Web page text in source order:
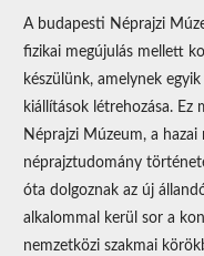
A budapesti Néprajzi
fizikai megújulás mellett
készülünk, amelynek
kiállítások létrehozása. Ez
Néprajzi Múzeum, a
néprajztudomány
óta dolgoznak az új
alkalommal kerül sor a
nemzetközi szakmai